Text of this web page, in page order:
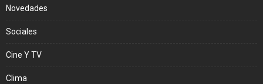
Novedades
Sociales
Cine Y TV
Clima